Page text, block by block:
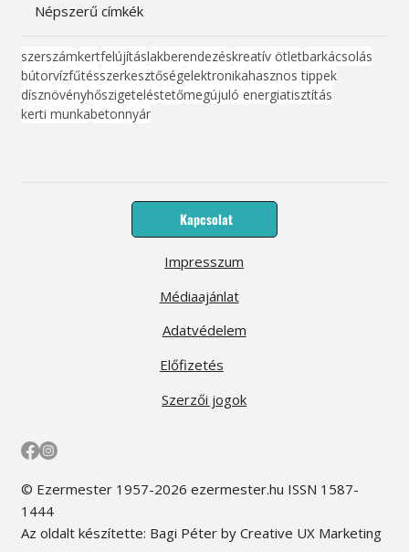
Népszerű címkék
szerszámkertfelújításlakberendezéskreatív ötletbarkácsolás
bútorvízfűtésszerkesztőségelektronikahasznos tippek
dísznövényhőszigeteléstetőmegújuló energiatisztítás
kerti munkabetonnyár
Kapcsolat
Médiaajánlat
Előfizetés
Impresszum
Adatvédelem
Szerzői jogok
© Ezermester 1957-2026 ezermester.hu ISSN 1587-
1444
Az oldalt készítette: Bagi Péter by Creative UX Marketing